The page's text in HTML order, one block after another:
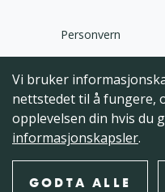
Personvern
Dyrebar.no er en del av HQ
brukergrensesnittet og alt
opphavsrettslig beskyttet
eller deler av innholdet kan
godkjennelse fra HQ Norden
Vi bruker
nettstedet til å fungere,
opplevelsen din hvis du
informasjonskapsler.
GODTA ALLE